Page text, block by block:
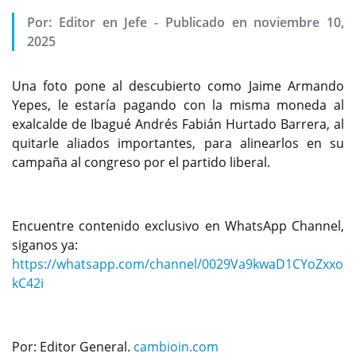
Por: Editor en Jefe - Publicado en noviembre 10,
2025
Una foto pone al descubierto como Jaime Armando
Yepes, le estaría pagando con la misma moneda al
exalcalde de Ibagué Andrés Fabián Hurtado Barrera, al
quitarle aliados importantes, para alinearlos en su
campaña al congreso por el partido liberal.
Encuentre contenido exclusivo en WhatsApp Channel,
siganos ya:
https://whatsapp.com/channel/0029Va9kwaD1CYoZxxo
kC42i
Por: Editor General. cambioin.com